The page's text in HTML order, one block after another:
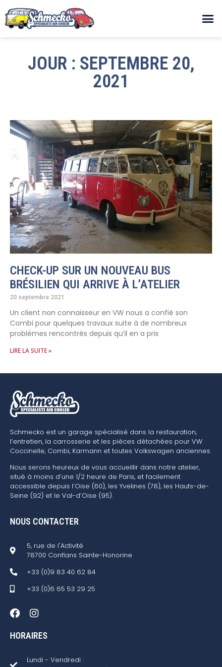
JOUR : SEPTEMBRE 20,
2021
CHECK-UP SUR UN NOUVEAU BUS
BRÉSILIEN QUI ARRIVE À L’ATELIER
20 septembre 2021
Un client non connaisseur en VW nous a confié son
Combi pour quelques travaux suite à de nombreux
problèmes rencontrés depuis qu’il en a pris
LIRE LA SUITE »
Schmecko est un garage spécialisé dans la restauration,
l’entretien, la carrosserie et les pièces détachées pour VW
Coccinelle, Combi, Karmann et toutes Volkswagen anciennes.
Nous serons heureux de vous accueillir dans notre atelier,
situé à moins d’une 1/2 heure de Paris, et facilement
accessible depuis l’Oise (60), les Yvelines (78), les Hauts-de-
Seine (92) et le Val-d’Oise (95).
NOUS CONTACTER
5, rue de l'Activité
78700 Conflans Sainte-Honorine
+33 (0)9 83 40 62 84
+33 (0)6 65 53 29 25
HORAIRES
Lundi - Vendredi :